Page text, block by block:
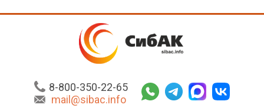
8-800-350-22-65
mail@sibac.info